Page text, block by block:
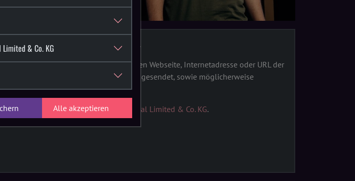
SoundCloud Global Limited & Co. KG.
des Besuchs auf der betreffenden Webseite, Internetadresse oder URL der
Rheinsberger Str. 76/77, 10115 Berlin gesendet, sowie möglicherweise
von SoundCloud, SoundCloud Global Limited & Co. KG.
Limited & Co. KG
Alle akzeptieren